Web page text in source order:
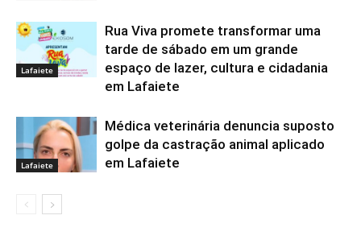
Lafaiete
Rua Viva promete transformar uma
tarde de sábado em um grande
espaço de lazer, cultura e cidadania
em Lafaiete
Lafaiete
Médica veterinária denuncia suposto
golpe da castração animal aplicado
em Lafaiete